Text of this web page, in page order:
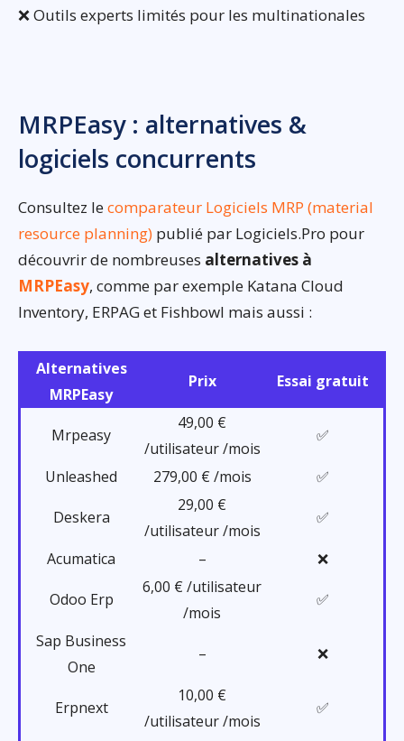
❌ Outils experts limités pour les multinationales
MRPEasy : alternatives &
logiciels concurrents
Consultez lecomparateur Logiciels MRP (material
resource planning) publié par Logiciels.Pro pour
découvrir de nombreuses alternatives à
MRPEasy, comme par exemple Katana Cloud
Inventory, ERPAG et Fishbowl mais aussi :
Alternatives
MRPEasy
Prix Essai gratuit
Mrpeasy
49,00 €
/utilisateur /mois
✅
Unleashed 279,00 € /mois ✅
Deskera
29,00 €
/utilisateur /mois
✅
Acumatica – ❌
Odoo Erp
6,00 € /utilisateur
/mois
✅
Sap Business
One
– ❌
Erpnext
10,00 €
/utilisateur /mois
✅